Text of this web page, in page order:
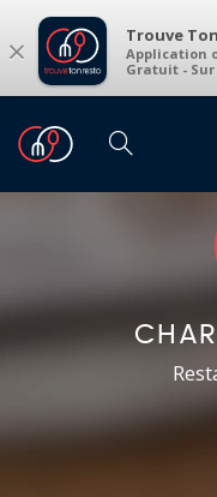
× Trouve
Application
Gratuit - Sur